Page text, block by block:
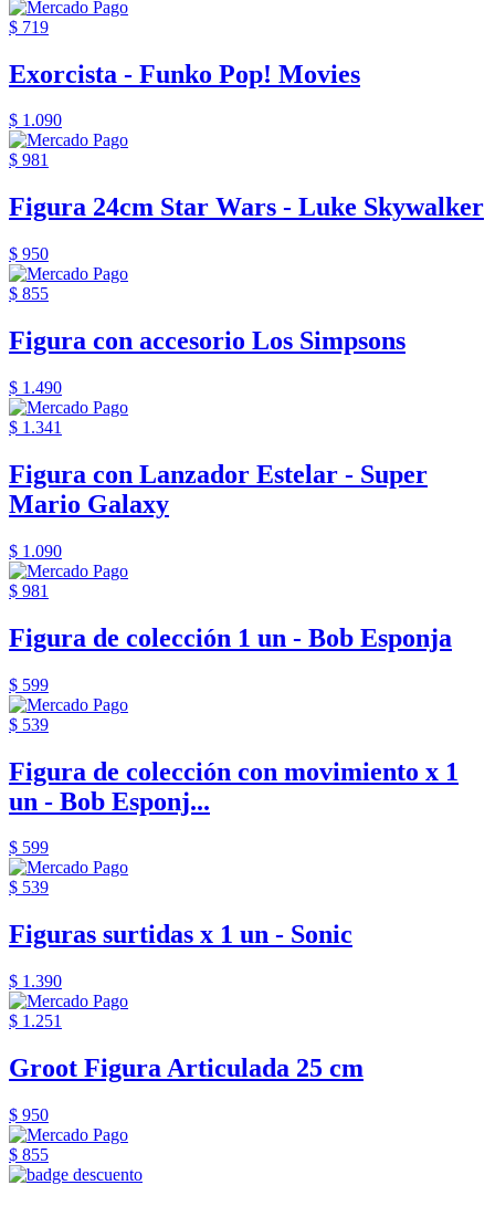
$ 719
Exorcista - Funko Pop! Movies
$ 1.090
$ 981
Figura 24cm Star Wars - Luke Skywalker
$ 950
$ 855
Figura con accesorio Los Simpsons
$ 1.490
$ 1.341
Figura con Lanzador Estelar - Super
Mario Galaxy
$ 1.090
$ 981
Figura de colección 1 un - Bob Esponja
$ 599
$ 539
Figura de colección con movimiento x 1
un - Bob Esponj...
$ 599
$ 539
Figuras surtidas x 1 un - Sonic
$ 1.390
$ 1.251
Groot Figura Articulada 25 cm
$ 950
$ 855